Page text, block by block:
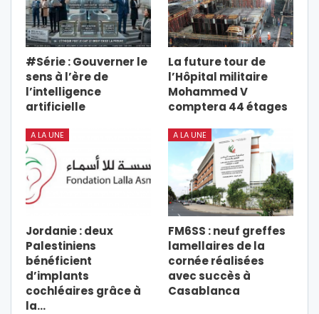
#Série : Gouverner le
sens à l’ère de
l’intelligence
artificielle
La future tour de
l’Hôpital militaire
Mohammed V
comptera 44 étages
A LA UNE
Jordanie : deux
Palestiniens
bénéficient
d’implants
cochléaires grâce à
la…
A LA UNE
FM6SS : neuf greffes
lamellaires de la
cornée réalisées
avec succès à
Casablanca